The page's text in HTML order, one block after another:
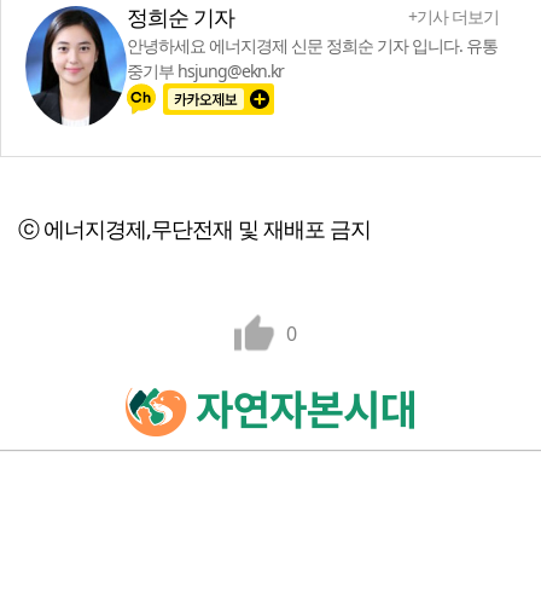
정희순 기자
+기사 더보기
안녕하세요 에너지경제 신문 정희순 기자 입니다. 유통
중기부 hsjung@ekn.kr
ⓒ 에너지경제,무단전재 및 재배포 금지
0